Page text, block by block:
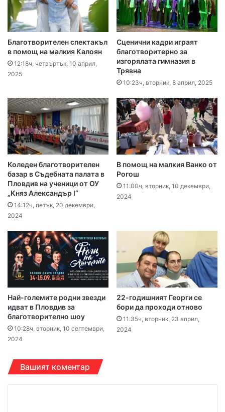
Благотворителен спектакъл
в помощ на малкия Калоян
12:18ч, четвъртък, 10 април,
2025
Сценични кадри играят
благотворитерно за
изгорялата гимназия в
Трявна
10:23ч, вторник, 8 април, 2025
Коледен благотворителен
базар в Съдебната палата в
Пловдив на ученици от ОУ
„Княз Александър I“
14:12ч, петък, 20 декември,
2024
В помощ на малкия Ванко от
Рогош
11:00ч, вторник, 10 декември,
2024
Най-големите родни звезди
идват в Пловдив за
благотворително шоу
10:28ч, вторник, 10 септември,
2024
22-годишният Георги се
бори да проходи отново
11:35ч, вторник, 23 април,
2024
Вашият коментар